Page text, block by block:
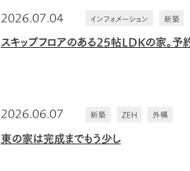
スキップフロアのある25帖LDKの家。予
インフォメーション 新築
2026.07.04
東の家は完成までもう少し
新築 ZEH 外構
2026.06.07